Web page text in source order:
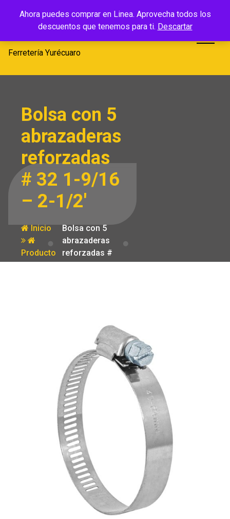
Ahora puedes comprar en Linea. Aprovecha todos los
descuentos que tenemos para ti. Descartar
Ferretería
Yurécuaro
Ferretería Yurécuaro
Bolsa con 5
abrazaderas
reforzadas
# 32 1-9/16
– 2-1/2′
Inicio
Producto
Bolsa con 5
abrazaderas
reforzadas #
32 1-9/16 – 2-